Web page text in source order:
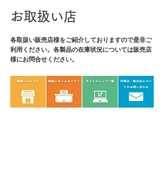
お取扱い店
各取扱い販売店様をご紹介しておりますので是非ご
利用ください。各製品の在庫状況については販売店
様にお問合せください。